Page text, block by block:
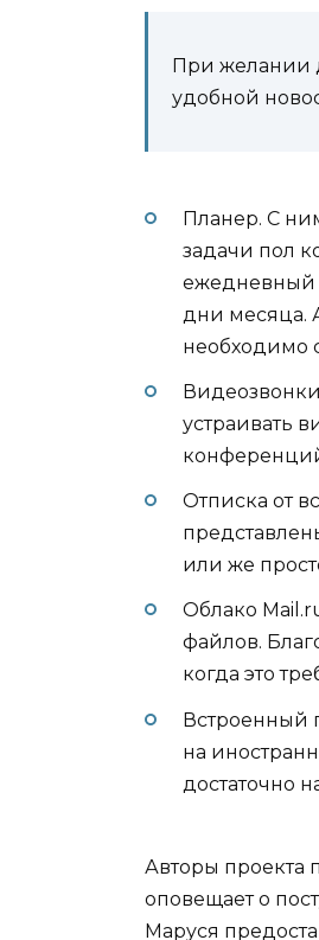
При желании
удобной
Планер. С
задачи пол
ежедневный
дни месяца.
необходимо
устраивать
Отписка от
или же
Облако
файлов.
когда это
Встроенный
на
достаточно
Авторы проекта
оповещает о
Маруся